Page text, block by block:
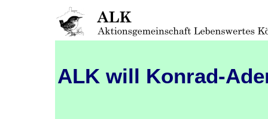
ALK will Konrad-